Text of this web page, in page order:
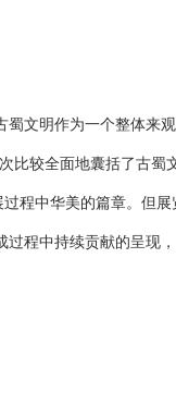
文明作为一个整体来
比较全面地囊括了古
程中华美的篇章。但
程中持续贡献的呈现